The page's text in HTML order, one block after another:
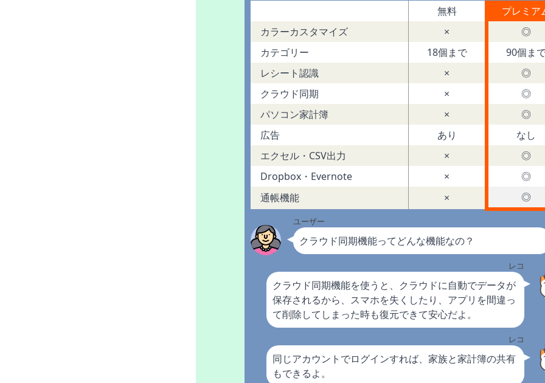
無料
プレミア
カラーカスタマイズ
×
◎
カテゴリー
18個まで
90個ま
レシート認識
×
◎
クラウド同期
×
◎
パソコン家計簿
×
◎
広告
あり
なし
エクセル・CSV出力
×
◎
Dropbox・Evernote
×
◎
通帳機能
× ◎
ユーザー
クラウド同期機能ってどんな機能なの？
レコ
クラウド同期機能を使うと、クラウドに自動でデータが
保存されるから、スマホを失くしたり、アプリを間違っ
て削除してしまった時も復元できて安心だよ。
レコ
同じアカウントでログインすれば、家族と家計簿の共有
もできるよ。